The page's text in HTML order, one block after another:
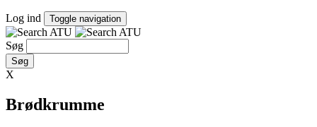
Log ind Toggle navigation
Søg
X
Brødkrumme